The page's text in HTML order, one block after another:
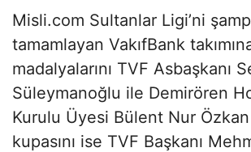
Misli.com Sultanlar Ligi’ni
tamamlayan VakıfBank
madalyalarını TVF Asbaşkanı
Süleymanoğlu ile Demirören
Kurulu Üyesi Bülent Nur
kupasını ise TVF Başkanı